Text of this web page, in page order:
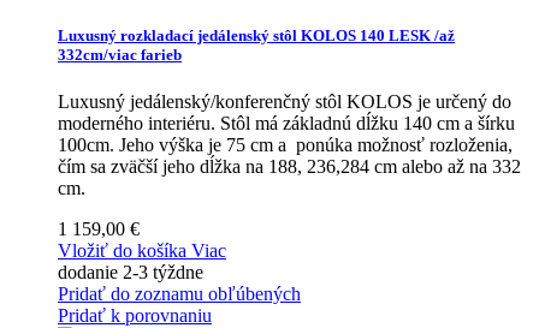
Luxusný rozkladací jedálenský stôl KOLOS 140 LESK /až
332cm/viac farieb
Luxusný jedálenský/konferenčný stôl KOLOS je určený do
moderného interiéru. Stôl má základnú dĺžku 140 cm a šírku
100cm. Jeho výška je 75 cm a ponúka možnosť rozloženia,
čím sa zväčší jeho dĺžka na 188, 236,284 cm alebo až na 332
cm.
1 159,00 €
Vložiť do košíka Viac
dodanie 2-3 týždne
Pridať do zoznamu obľúbených
Pridať k porovnaniu